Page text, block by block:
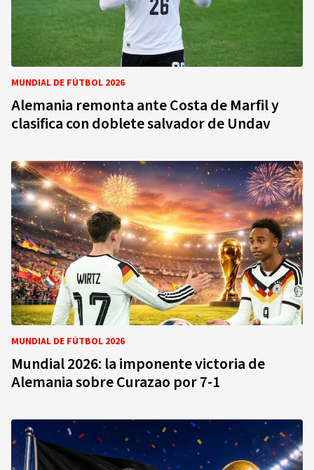
MUNDIAL DE FÚTBOL 2026
Alemania remonta ante Costa de Marfil y
clasifica con doblete salvador de Undav
MUNDIAL DE FÚTBOL 2026
Mundial 2026: la imponente victoria de
Alemania sobre Curazao por 7-1